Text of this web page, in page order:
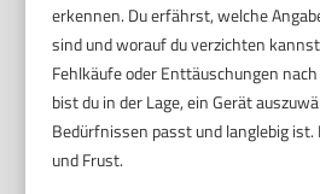
erkennen. Du erfährst, welche
sind und worauf du verzichten
Fehlkäufe oder Enttäuschungen
bist du in der Lage, ein Gerät
Bedürfnissen passt und langlebig ist.
und Frust.